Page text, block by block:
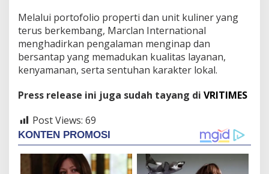
Melalui portofolio properti dan unit kuliner yang
terus berkembang, Marclan International
menghadirkan pengalaman menginap dan
bersantap yang memadukan kualitas layanan,
kenyamanan, serta sentuhan karakter lokal.
Press release ini juga sudah tayang di VRITIMES
Post Views: 69